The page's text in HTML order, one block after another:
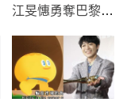
江旻憓勇奪巴黎奧
慶祝